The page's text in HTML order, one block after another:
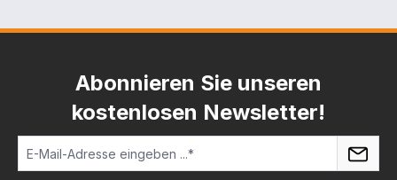
Abonnieren Sie unseren
kostenlosen Newsletter!